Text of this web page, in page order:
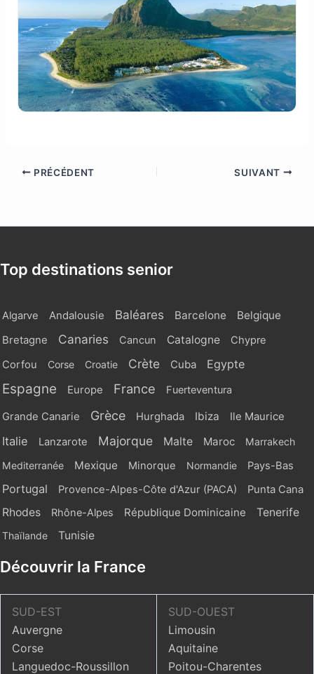
PRÉCÉDENT SUIVANT
Top destinations senior
Algarve Andalousie Baléares Barcelone Belgique
Bretagne Canaries Cancun Catalogne
Chypre
Corfou
Corse Croatie Crète Cuba Egypte
Espagne Europe France Fuerteventura
Grande Canarie Grèce Hurghada Ibiza Ile Maurice
Italie Lanzarote Majorque Malte Maroc
Marrakech
Mediterranée
Mexique Minorque Normandie Pays-Bas
Portugal Provence-Alpes-Côte d'Azur (PACA) Punta Cana
Rhodes Rhône-Alpes République Dominicaine Tenerife
Thaïlande Tunisie
Découvrir la France
SUD-EST
Auvergne
Corse
Languedoc-Roussillon
SUD-OUEST
Limousin
Aquitaine
Poitou-Charentes